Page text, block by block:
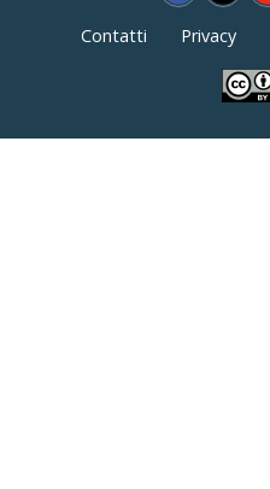
Contatti Privacy